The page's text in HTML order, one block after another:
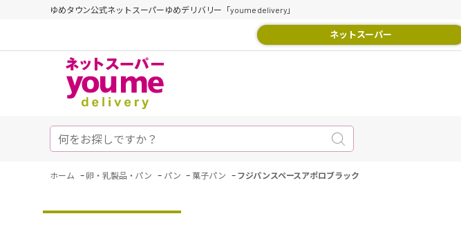
ゆめタウン公式ネットスーパーゆめデリバリー「youme delivery」
ネットスーパー
ホーム -卵・乳製品・パン - パン -菓子パン - フジパンスペースアポロブラック